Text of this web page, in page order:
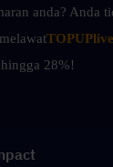
anda? Anda
TOPUPlive
28%!